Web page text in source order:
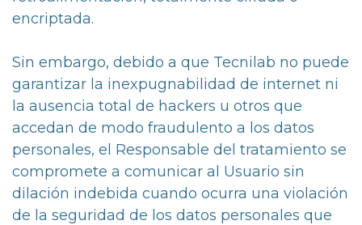
encriptada.
Sin embargo, debido a que Tecnilab no puede
garantizar la inexpugnabilidad de internet ni
la ausencia total de hackers u otros que
accedan de modo fraudulento a los datos
personales, el Responsable del tratamiento se
compromete a comunicar al Usuario sin
dilación indebida cuando ocurra una violación
de la seguridad de los datos personales que